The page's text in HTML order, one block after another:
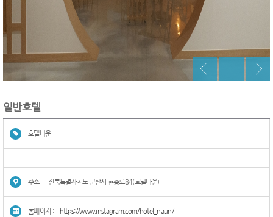
일반호텔
호텔나운
주소 : 전북특별자치도 군산시 현충로84(호텔나운)
홈페이지 : https://www.instagram.com/hotel_naun/